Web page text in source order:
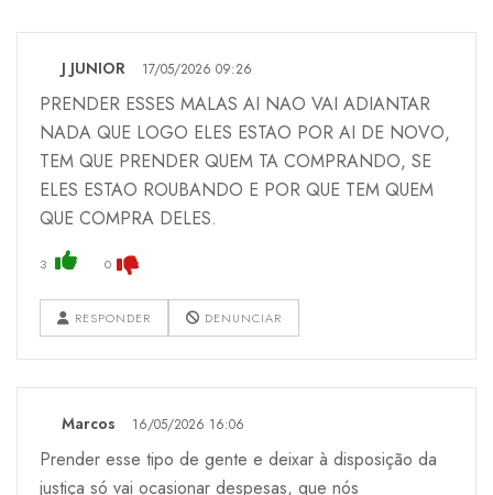
J JUNIOR 17/05/2026 09:26
PRENDER ESSES MALAS AI NAO VAI ADIANTAR
NADA QUE LOGO ELES ESTAO POR AI DE NOVO,
TEM QUE PRENDER QUEM TA COMPRANDO, SE
ELES ESTAO ROUBANDO E POR QUE TEM QUEM
QUE COMPRA DELES.
3 0
RESPONDER DENUNCIAR
Marcos 16/05/2026 16:06
Prender esse tipo de gente e deixar à disposição da
justiça só vai ocasionar despesas, que nós